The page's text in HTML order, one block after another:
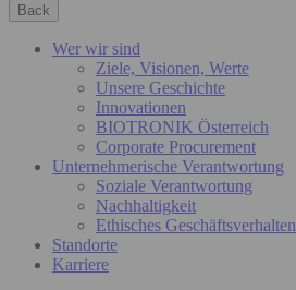
Back
Wer wir sind
Ziele, Visionen, Werte
Unsere Geschichte
Innovationen
BIOTRONIK Österreich
Corporate Procurement
Unternehmerische Verantwortung
Soziale Verantwortung
Nachhaltigkeit
Ethisches Geschäftsverhalten
Standorte
Karriere